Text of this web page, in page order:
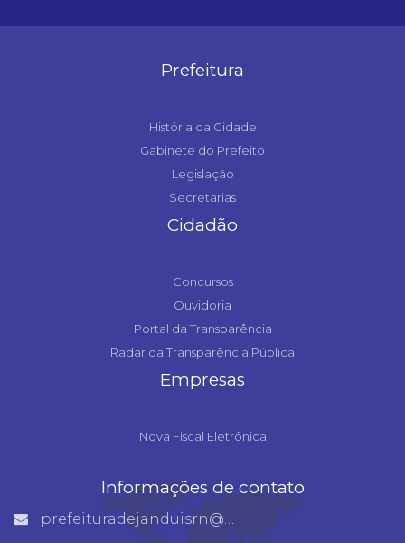
Prefeitura
História da Cidade
Gabinete do Prefeito
Legislação
Secretarias
Cidadão
Concursos
Ouvidoria
Portal da Transparência
Radar da Transparência Pública
Empresas
Nova Fiscal Eletrônica
Informações de contato
prefeituradejanduisrn@gmail.com